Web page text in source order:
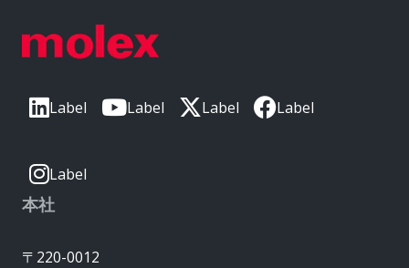
Label Label Label Label
Label
本社
〒220-0012